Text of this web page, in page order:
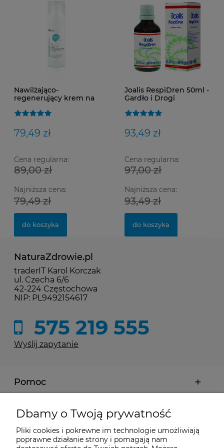
Nawilżająco-
regenerujący krem na
organicznym i kwasem
Silor+B+HA 30 ml
79,49 zł
Cena regularna:
89,00 zł
Najniższa cena:
79,49 zł
do koszyka
Joalis RespiDren 50ml -
Gardło i Drogi
93,49 zł
Cena regularna:
97,00 zł
Najniższa cena:
93,49 zł
do koszyka
NaturaZdrowie.pl
traderIT Karol Korczak
ul. Czecha 6/6
42-224 Częstochowa
NIP: PL9492154617
575 219 555
Wyślij zapytanie
Pomoc
Moje konto
Płatności i dostawa
Dbamy o Twoją prywatność
Pliki cookies i pokrewne im technologie umożliwiają
poprawne działanie strony i pomagają nam